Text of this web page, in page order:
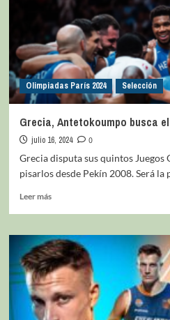
Olimpiadas París 2024 Selección
Grecia, Antetokoumpo busca
julio 16, 2024
0
Grecia disputa sus quintos
pisarlos desde Pekín 2008. Será la
Leer más